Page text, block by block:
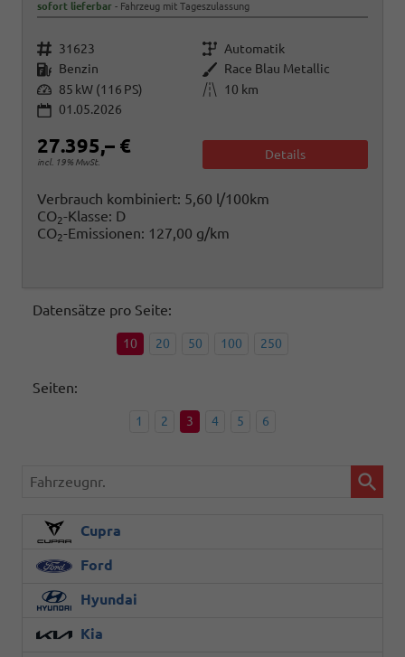
sofort lieferbar Fahrzeug mit Tageszulassung
Fahrzeugnr. 31623 Getriebe Automatik
Kraftstoff Benzin Außenfarbe Race Blau Metallic
Leistung 85 kW (116 PS) Kilometerstand
10 km
01.05.2026
27.395,– €
incl. 19% MwSt.
Details
Verbrauch kombiniert: 5,60 l/100km
CO2-Klasse: D
CO2-Emissionen: 127,00 g/km
Datensätze pro Seite:
10 20 50 100 250
Seiten:
1 2 3 4 5 6
Fahrzeugnr.
Cupra
Ford
Hyundai
Kia